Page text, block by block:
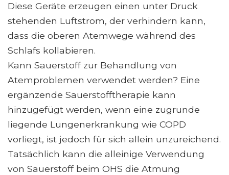
Diese Geräte erzeugen einen unter Druck
stehenden Luftstrom, der verhindern kann,
dass die oberen Atemwege während des
Schlafs kollabieren.
Kann Sauerstoff zur Behandlung von
Atemproblemen verwendet werden? Eine
ergänzende Sauerstofftherapie kann
hinzugefügt werden, wenn eine zugrunde
liegende Lungenerkrankung wie COPD
vorliegt, ist jedoch für sich allein unzureichend.
Tatsächlich kann die alleinige Verwendung
von Sauerstoff beim OHS die Atmung